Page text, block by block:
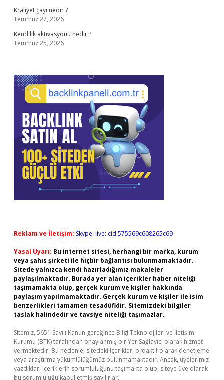
Kraliyet çayı nedir ?
Temmuz 27, 2026
Kendilik aktivasyonu nedir ?
Temmuz 25, 2026
Reklam ve İletişim: Skype: live:.cid.575569c608265c69
Yasal Uyarı: Bu internet sitesi, herhangi bir marka, kurum
veya şahıs şirketi ile hiçbir bağlantısı bulunmamaktadır.
Sitede yalnızca kendi hazırladığımız makaleler
paylaşılmaktadır. Burada yer alan içerikler haber niteliği
taşımamakta olup, gerçek kurum ve kişiler hakkında
paylaşım yapılmamaktadır. Gerçek kurum ve kişiler ile isim
benzerlikleri tamamen tesadüfidir. Sitemizdeki bilgiler
taslak halindedir ve tavsiye niteliği taşımazlar.
Sitemiz, 5651 Sayılı Kanun gereğince Bilgi Teknolojileri ve İletişim
Kurumu (BTK) tarafından onaylanmış bir Yer Sağlayıcı olarak hizmet
vermektedir. Bu nedenle, sitedeki içerikleri proaktif olarak denetleme
veya araştırma yükümlülüğümüz bulunmamaktadır. Ancak, üyelerimiz
yazdıkları içeriklerin sorumluluğunu taşımakta olup, siteye üye olarak
bu sorumluluğu kabul etmiş sayılırlar.